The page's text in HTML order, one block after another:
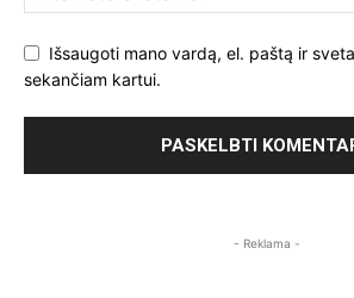
Išsaugoti mano vardą, el. paštą ir
sekančiam kartui.
- Reklama -